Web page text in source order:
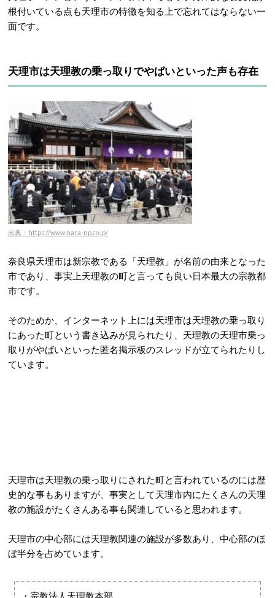
根付いている点も天理市の特徴を知る上で忘れてはならない一
面です。
天理市は天理教の乗っ取りでやばいといった声も存在
出典：https://www.nara-np.co.jp/
奈良県天理市は新宗教である「天理教」が名前の由来となった
市であり、事実上天理教の町と言っても良い日本最大の宗教都
市です。
そのためか、インターネット上には天理市は天理教の乗っ取り
にあった町という書き込みが見られたり、天理教の天理市乗っ
取りがやばいといった匿名掲示板のスレッドが立てられたりし
ています。
天理市は天理教の乗っ取りにされた町と言われているのには歴
史的な事もありますが、事実として天理市内にたくさんの天理
教の施設がたくさんある事も関連していると思われます。
天理市の中心部には天理教関連の施設が多数あり、中心部のほ
ぼ半分を占めています。
・宗教法人天理教本部